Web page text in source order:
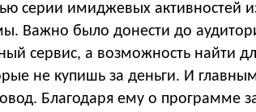
серии имиджевых активностей
Важно было донести до
сервис, а возможность найти
не купишь за деньги. И
Благодаря ему о программе